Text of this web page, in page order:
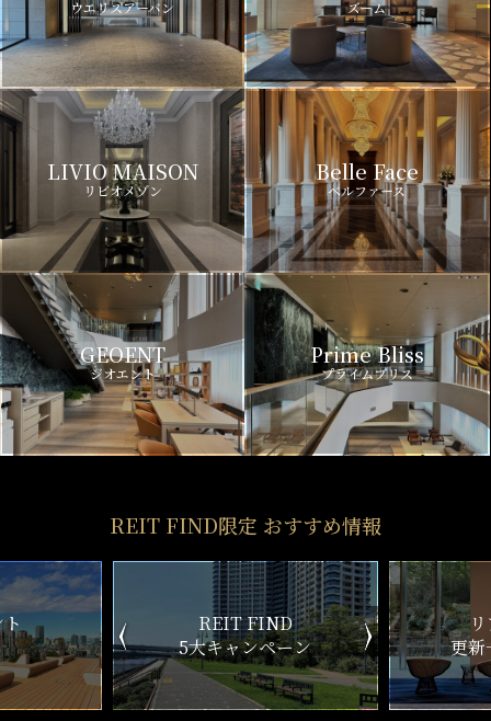
ウエリスアーバン ズーム
LIVIO MAISON
リビオメゾン
Belle Face
ベルファース
GEOENT
ジオエント
Prime Bliss
プライムブリス
REIT FIND限定 おすすめ情報
ペーン
リアルタイム
更新一覧チェック